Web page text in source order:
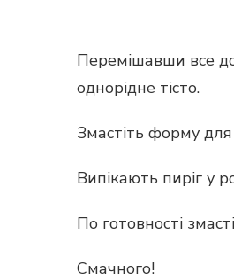
Перемішавши все
однорідне тісто.
Змастіть форму для
Випікають пиріг у
По готовності
Смачного!